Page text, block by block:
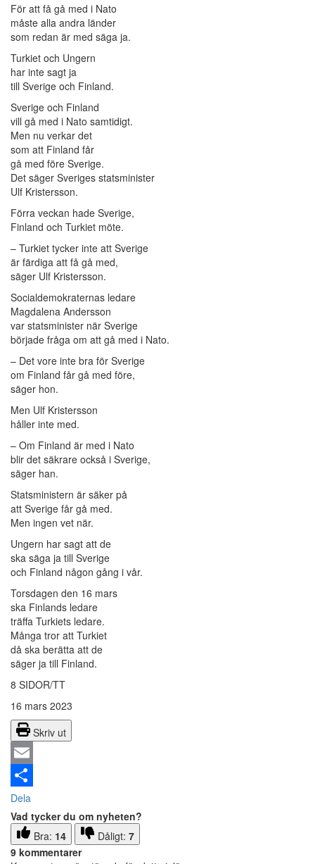
För att få gå med i Nato
måste alla andra länder
som redan är med säga ja.
Turkiet och Ungern
har inte sagt ja
till Sverige och Finland.
Sverige och Finland
vill gå med i Nato samtidigt.
Men nu verkar det
som att Finland får
gå med före Sverige.
Det säger Sveriges statsminister
Ulf Kristersson.
Förra veckan hade Sverige,
Finland och Turkiet möte.
– Turkiet tycker inte att Sverige
är färdiga att få gå med,
säger Ulf Kristersson.
Socialdemokraternas ledare
Magdalena Andersson
var statsminister när Sverige
började fråga om att gå med i Nato.
– Det vore inte bra för Sverige
om Finland får gå med före,
säger hon.
Men Ulf Kristersson
håller inte med.
– Om Finland är med i Nato
blir det säkrare också i Sverige,
säger han.
Statsministern är säker på
att Sverige får gå med.
Men ingen vet när.
Ungern har sagt att de
ska säga ja till Sverige
och Finland någon gång i vår.
Torsdagen den 16 mars
ska Finlands ledare
träffa Turkiets ledare.
Många tror att Turkiet
då ska berätta att de
säger ja till Finland.
8 SIDOR/TT
16 mars 2023
Skriv ut
Email
Dela
Vad tycker du om nyheten?
Bra: 14 Dåligt: 7
9 kommentarer